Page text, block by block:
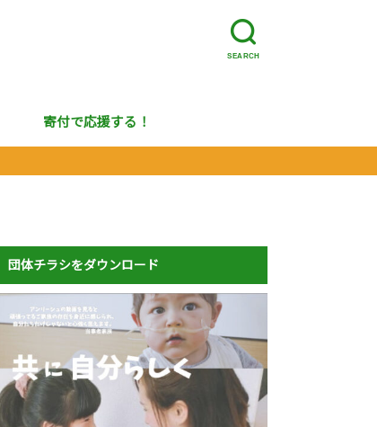
SEARCH
寄付で応援する！
団体チラシをダウンロード